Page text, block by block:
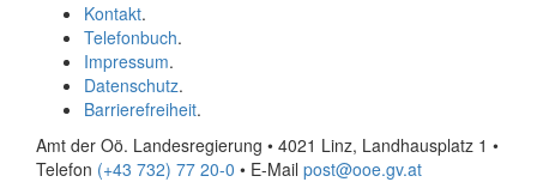
Kontakt.
Telefonbuch.
Impressum.
Datenschutz.
Barrierefreiheit.
Amt der Oö. Landesregierung • 4021 Linz, Landhausplatz 1 •
Telefon (+43 732) 77 20-0 • E-Mail post@ooe.gv.at